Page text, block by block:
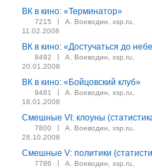
ВК в кино: «Терминатор»
7215 |
А. Воеводин, xsp.ru,
11.02.2008
ВК в кино: «Достучаться до
8492 |
А. Воеводин, xsp.ru,
20.01.2008
ВК в кино: «Бойцовский клуб»
9481 |
А. Воеводин, xsp.ru,
18.01.2008
Смешные VI: клоуны
7800 |
А. Воеводин, xsp.ru,
28.10.2008
Смешные V: политики
7786 |
А. Воеводин, xsp.ru,